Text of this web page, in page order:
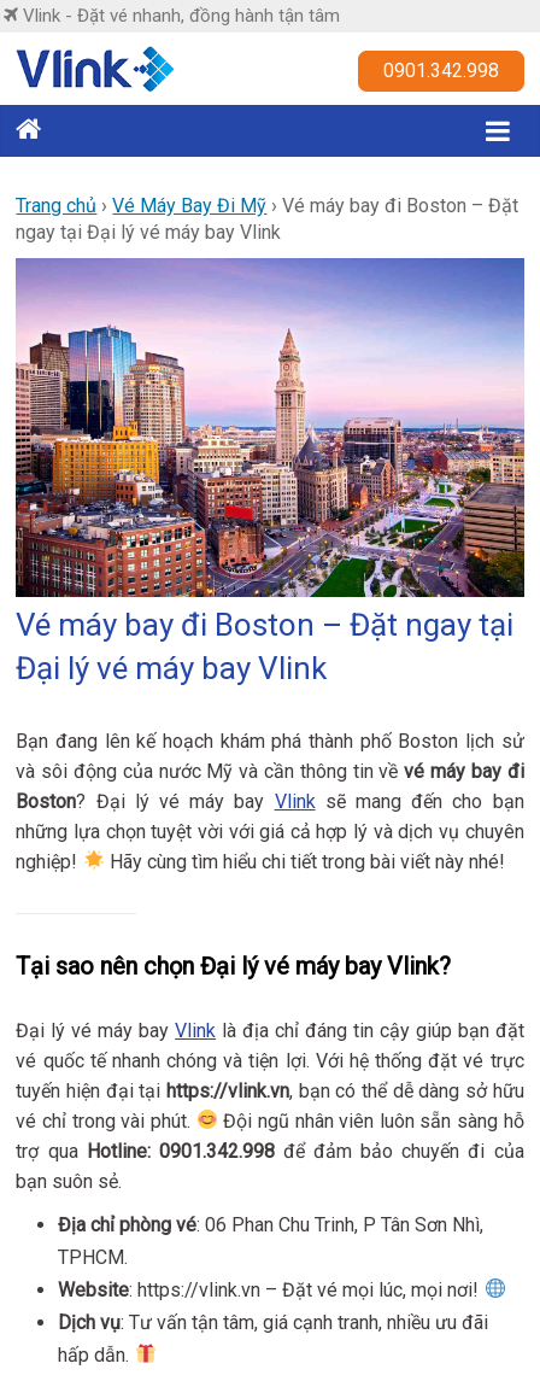
Skip
content
Vlink - Đặt vé nhanh, đồng hành tận tâm
Vlink
nhanh,
đồng
hành
tận
0901.342.998
Trang chủ ›Vé Máy Bay Đi Mỹ ›Vé máy bay đi Boston – Đặt
ngay tại Đại lý vé máy bay Vlink
Vé máy bay đi Boston – Đặt ngay tại
Đại lý vé máy bay Vlink
Bạn đang lên kế hoạch khám phá thành phố Boston lịch sử
và sôi động của nước Mỹ và cần thông tin vềvé máy bay đi
Boston? Đại lý vé máy bay Vlink sẽ mang đến cho bạn
những lựa chọn tuyệt vời với giá cả hợp lý và dịch vụ chuyên
nghiệp!
Hãy cùng tìm hiểu chi tiết trong bài viết này nhé!
Tại sao nên chọn Đại lý vé máy bay Vlink?
Đại lý vé máy bayVlink là địa chỉ đáng tin cậy giúp bạn đặt
vé quốc tế nhanh chóng và tiện lợi. Với hệ thống đặt vé trực
tuyến hiện đại tại https://vlink.vn, bạn có thể dễ dàng sở hữu
vé chỉ trong vài phút.
Đội ngũ nhân viên luôn sẵn sàng hỗ
trợ qua Hotline: 0901.342.998để đảm bảo chuyến đi của
bạn suôn sẻ.
Địa chỉ phòng vé: 06 Phan Chu Trinh, P Tân Sơn Nhì,
TPHCM.
Website: https://vlink.vn – Đặt vé mọi lúc, mọi nơi!
Dịch vụ: Tư vấn tận tâm, giá cạnh tranh, nhiều ưu đãi
hấp dẫn.